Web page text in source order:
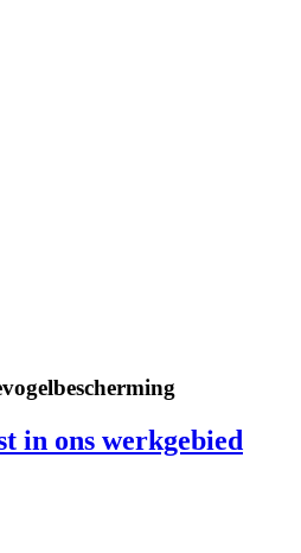
in ons werkgebied